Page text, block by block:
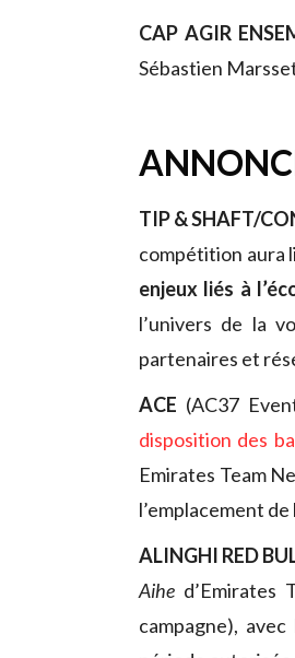
CAP AGIR
Sébastien
TIP & SHAFT/
compétition aura
enjeux liés à
l’univers de la
partenaires et
ACE (AC37
disposition des
Emirates Team
l’emplacement
ALINGHI RED
Aihe d’Emirates
campagne),